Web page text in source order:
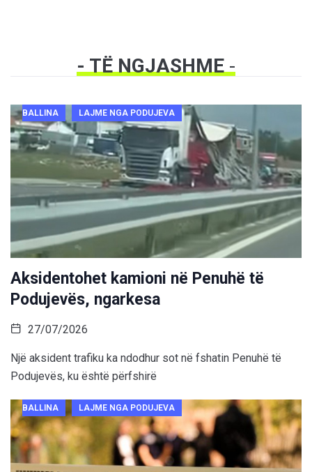
- TË NGJASHME-
BALLINA LAJME NGA PODUJEVA
Aksidentohet kamioni në Penuhë të
Podujevës, ngarkesa
27/07/2026
Një aksident trafiku ka ndodhur sot në fshatin Penuhë të
Podujevës, ku është përfshirë
BALLINA LAJME NGA PODUJEVA